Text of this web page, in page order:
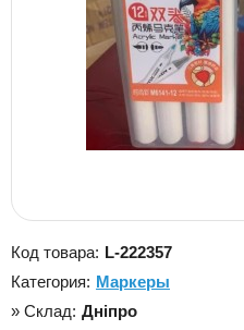
Код товара: L-222357
Категория: Маркеры
» Склад: Дніпро